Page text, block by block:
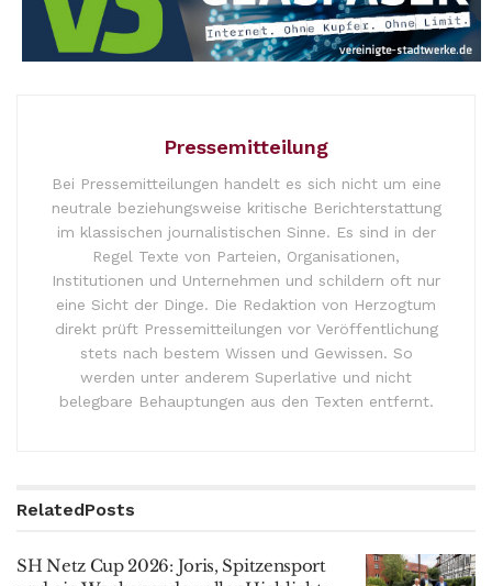
Pressemitteilung
Bei Pressemitteilungen handelt es sich nicht um eine
neutrale beziehungsweise kritische Berichterstattung
im klassischen journalistischen Sinne. Es sind in der
Regel Texte von Parteien, Organisationen,
Institutionen und Unternehmen und schildern oft nur
eine Sicht der Dinge. Die Redaktion von Herzogtum
direkt prüft Pressemitteilungen vor Veröffentlichung
stets nach bestem Wissen und Gewissen. So
werden unter anderem Superlative und nicht
belegbare Behauptungen aus den Texten entfernt.
RelatedPosts
SH Netz Cup 2026: Joris, Spitzensport